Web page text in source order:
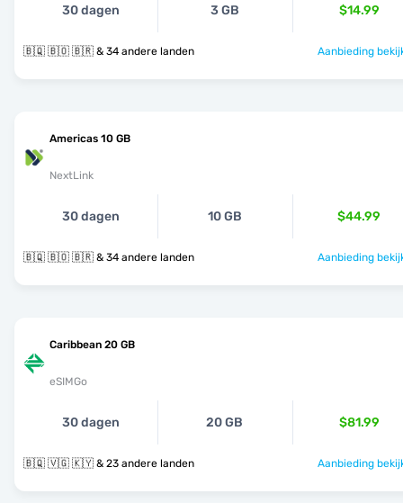
30 dagen 3 GB $14.99
🇧🇶 🇧🇴 🇧🇷 & 34 andere landen Aanbieding
Americas 10 GB
NextLink
30 dagen 10 GB $44.99
🇧🇶 🇧🇴 🇧🇷 & 34 andere landen Aanbieding
Caribbean 20 GB
eSIMGo
30 dagen 20 GB $81.99
🇧🇶 🇻🇬 🇰🇾 & 23 andere landen Aanbieding